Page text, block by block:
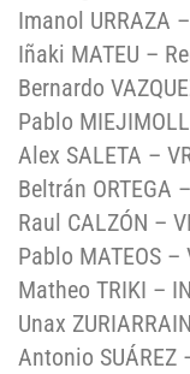
Imanol URRAZA
Iñaki MATEU –
Bernardo
Pablo
Alex SALETA –
Beltrán ORTEGA
Raul CALZÓN –
Pablo MATEOS –
Matheo TRIKI –
Unax
Antonio